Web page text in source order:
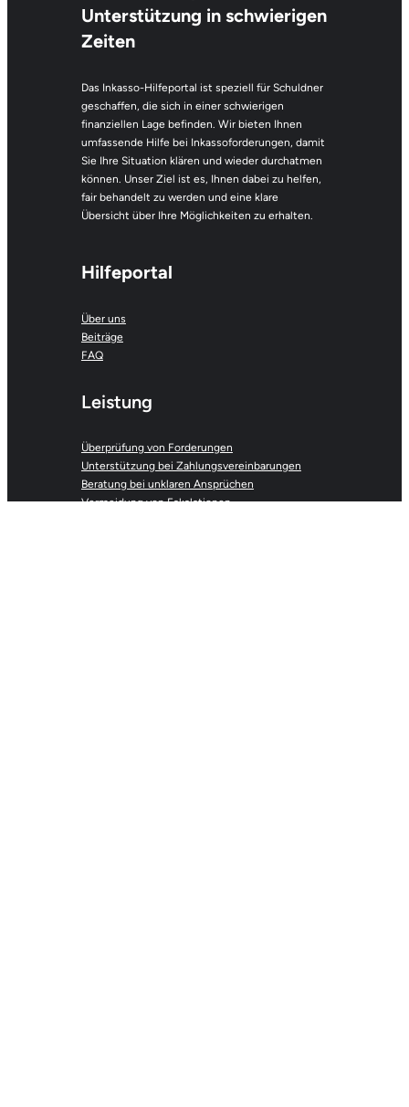
Unterstützung in schwierigen
Zeiten
Das Inkasso-Hilfeportal ist speziell für Schuldner
geschaffen, die sich in einer schwierigen
finanziellen Lage befinden. Wir bieten Ihnen
umfassende Hilfe bei Inkassoforderungen, damit
Sie Ihre Situation klären und wieder durchatmen
können. Unser Ziel ist es, Ihnen dabei zu helfen,
fair behandelt zu werden und eine klare
Übersicht über Ihre Möglichkeiten zu erhalten.
Hilfeportal
Über uns
Beiträge
FAQ
Leistung
Überprüfung von Forderungen
Unterstützung bei Zahlungsvereinbarungen
Beratung bei unklaren Ansprüchen
Vermeidung von Eskalationen